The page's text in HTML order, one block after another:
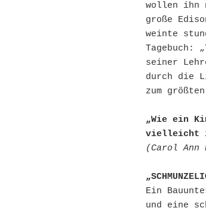
wollen ihn
große
weinte
Tagebuch:
seiner
durch die
zum
„Wie ein
vielleicht
(Carol
Ein
und eine